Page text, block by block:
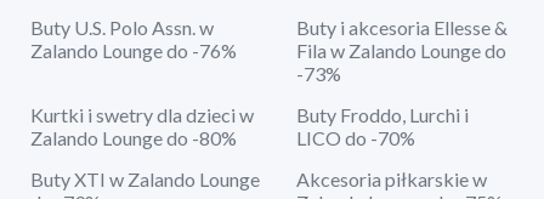
Buty U.S. Polo Assn. w
Zalando Lounge do -76%
Buty i akcesoria Ellesse &
Fila w Zalando Lounge do
-73%
Kurtki i swetry dla dzieci w
Zalando Lounge do -80%
Buty Froddo, Lurchi i
LICO do -70%
Buty XTI w Zalando Lounge
Akcesoria piłkarskie w